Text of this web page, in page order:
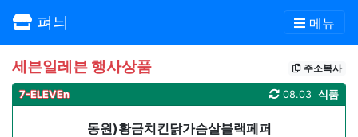
펴늬 메뉴
세븐일레븐 행사상품 주소복사
7-ELEVEn 식품
08.03
동원)황금치킨닭가슴살블랙페퍼